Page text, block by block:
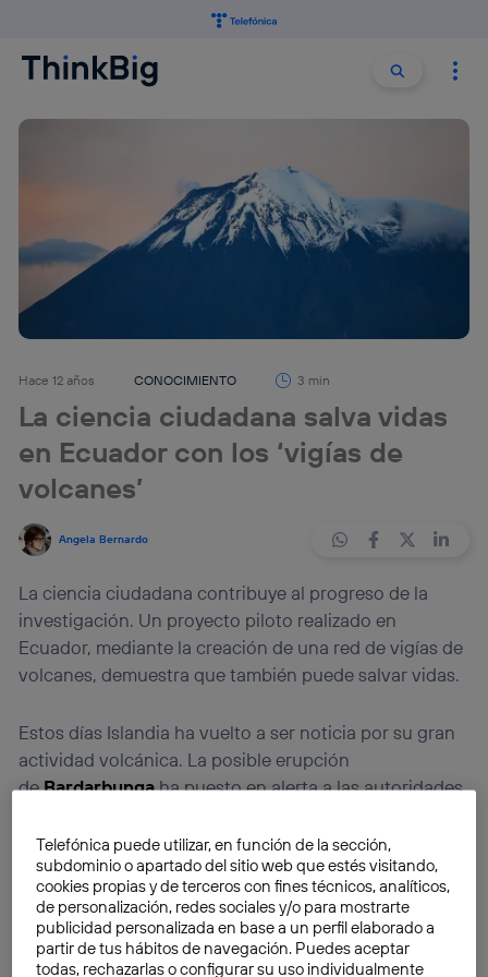
Buscar
Hace 12 años CONOCIMIENTO 3 min
La ciencia ciudadana salva vidas
en Ecuador con los ‘vigías de
volcanes’
Angela Bernardo
La ciencia ciudadana contribuye al progreso de la
investigación. Un proyecto piloto realizado en
Ecuador, mediante la creación de una red de vigías de
volcanes, demuestra que también puede salvar vidas.
Estos días Islandia ha vuelto a ser noticia por su gran
actividad volcánica. La posible erupción
deBardarbungaha puesto en alerta a las autoridades,
la nube de humo y cenizas que produjo
elEyjafjallajökullen 2010, cuando se obligó a cerrar
durante varios días el tráfico aéreo en Europa. Al otro
lado del Atlántico, en Ecuador, los conocidos como
vigías de volcanespermanecen alerta para evitar
Telefónica puede utilizar, en función de la sección,
subdominio o apartado del sitio web que estés visitando,
cookies propias y de terceros con fines técnicos, analíticos,
de personalización, redes sociales y/o para mostrarte
publicidad personalizada en base a un perfil elaborado a
partir de tus hábitos de navegación. Puedes aceptar
todas, rechazarlas o configurar su uso individualmente